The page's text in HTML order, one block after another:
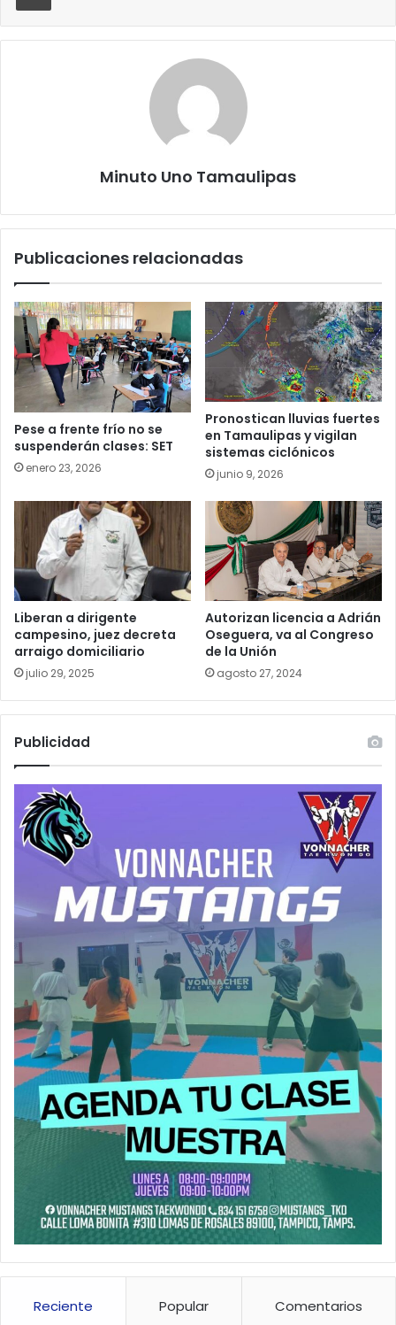
Minuto Uno Tamaulipas
Publicaciones relacionadas
Pese a frente frío no se
suspenderán clases: SET
enero 23, 2026
Pronostican lluvias fuertes
en Tamaulipas y vigilan
sistemas ciclónicos
junio 9, 2026
Liberan a dirigente
campesino, juez decreta
arraigo domiciliario
julio 29, 2025
Autorizan licencia a Adrián
Oseguera, va al Congreso
de la Unión
agosto 27, 2024
Publicidad
Reciente Popular Comentarios